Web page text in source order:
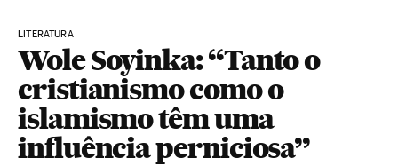
LITERATURA
Wole Soyinka: “Tanto o
cristianismo como o
islamismo têm uma
influência perniciosa”